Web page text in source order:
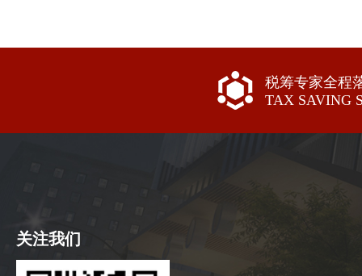
税筹专家全程
TAX SAVING
关注我们